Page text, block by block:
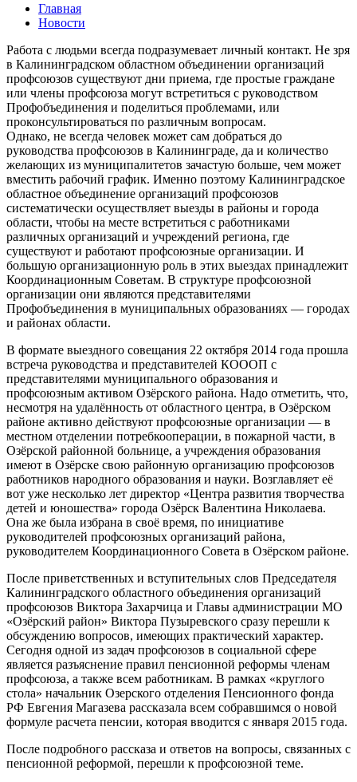
Главная
Новости
Работа с людьми всегда подразумевает личный контакт. Не зря
в Калининградском областном объединении организаций
профсоюзов существуют дни приема, где простые граждане
или члены профсоюза могут встретиться с руководством
Профобъединения и поделиться проблемами, или
проконсультироваться по различным вопросам.
Однако, не всегда человек может сам добраться до
руководства профсоюзов в Калининграде, да и количество
желающих из муниципалитетов зачастую больше, чем может
вместить рабочий график. Именно поэтому Калининградское
областное объединение организаций профсоюзов
систематически осуществляет выезды в районы и города
области, чтобы на месте встретиться с работниками
различных организаций и учреждений региона, где
существуют и работают профсоюзные организации. И
большую организационную роль в этих выездах принадлежит
Координационным Советам. В структуре профсоюзной
организации они являются представителями
Профобъединения в муниципальных образованиях — городах
и районах области.
В формате выездного совещания 22 октября 2014 года прошла
встреча руководства и представителей КОООП с
представителями муниципального образования и
профсоюзным активом Озёрского района. Надо отметить, что,
несмотря на удалённость от областного центра, в Озёрском
районе активно действуют профсоюзные организации — в
местном отделении потребкооперации, в пожарной части, в
Озёрской районной больнице, а учреждения образования
имеют в Озёрске свою районную организацию профсоюзов
работников народного образования и науки. Возглавляет её
вот уже несколько лет директор «Центра развития творчества
детей и юношества» города Озёрск Валентина Николаева.
Она же была избрана в своё время, по инициативе
руководителей профсоюзных организаций района,
руководителем Координационного Совета в Озёрском районе.
После приветственных и вступительных слов Председателя
Калининградского областного объединения организаций
профсоюзов Виктора Захарчица и Главы администрации МО
«Озёрский район» Виктора Пузыревского сразу перешли к
обсуждению вопросов, имеющих практический характер.
Сегодня одной из задач профсоюзов в социальной сфере
является разъяснение правил пенсионной реформы членам
профсоюза, а также всем работникам. В рамках «круглого
стола» начальник Озерского отделения Пенсионного фонда
РФ Евгения Магазева рассказала всем собравшимся о новой
формуле расчета пенсии, которая вводится с января 2015 года.
После подробного рассказа и ответов на вопросы, связанных с
пенсионной реформой, перешли к профсоюзной теме.